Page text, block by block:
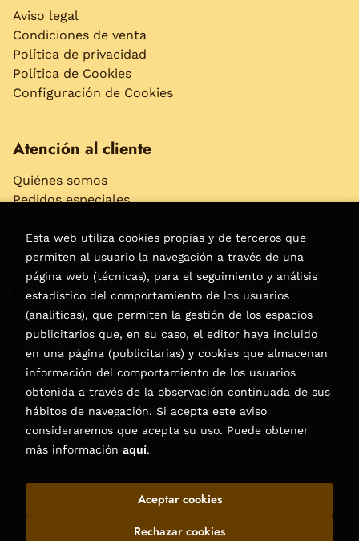
Aviso legal
Condiciones de venta
Política de privacidad
Política de Cookies
Configuración de Cookies
Atención al cliente
Quiénes somos
Pedidos especiales
Accesibilidad
Puede interesarte
Contacto
C/Virgen de la Peña, 15
928858050–928531142
pedidos@libreriatagoror.com
Formulario de contacto
Librería Tagoror. Todos los Derechos Reservados |
Esta web utiliza cookies propias y de terceros que
permiten al usuario la navegación a través de una
página web (técnicas), para el seguimiento y análisis
estadístico del comportamiento de los usuarios
(analíticas), que permiten la gestión de los espacios
publicitarios que, en su caso, el editor haya incluido
en una página (publicitarias) y cookies que almacenan
información del comportamiento de los usuarios
obtenida a través de la observación continuada de sus
hábitos de navegación. Si acepta este aviso
consideraremos que acepta su uso. Puede obtener
más información aquí.
Rechazar cookies
Aceptar cookies